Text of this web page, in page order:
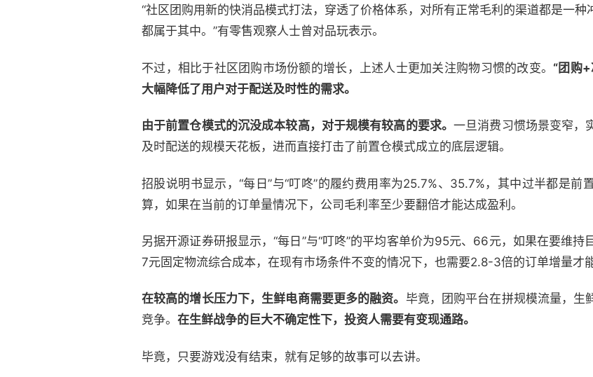
“社区团购用新的快消品模式打法，穿透了价格体系，对所有正常毛利的渠道都是一
都属于其中。”有零售观察人士曾对品玩表示。
不过，相比于社区团购市场份额的增长，上述人士更加关注购物习惯的改变。 “团购
大幅降低了用户对于配送及时性的需求。
由于前置仓模式的沉没成本较高，对于规模有较高的要求。一旦消费习惯场景变窄，
及时配送的规模天花板，进而直接打击了前置仓模式成立的底层逻辑。
招股说明书显示，“每日”与“叮咚”的履约费用率为25.7%、35.7%，其中过半都是前
算，如果在当前的订单量情况下，公司毛利率至少要翻倍才能达成盈利。
另据开源证券研报显示，“每日”与“叮咚”的平均客单价为95元、66元，如果在要维
7元固定物流综合成本，在现有市场条件不变的情况下，也需要2.8-3倍的订单增量才
在较高的增长压力下，生鲜电商需要更多的融资。 毕竟，团购平台在拼规模流量，生
竞争。 在生鲜战争的巨大不确定性下，投资人需要有变现通路。
毕竟，只要游戏没有结束，就有足够的故事可以去讲。